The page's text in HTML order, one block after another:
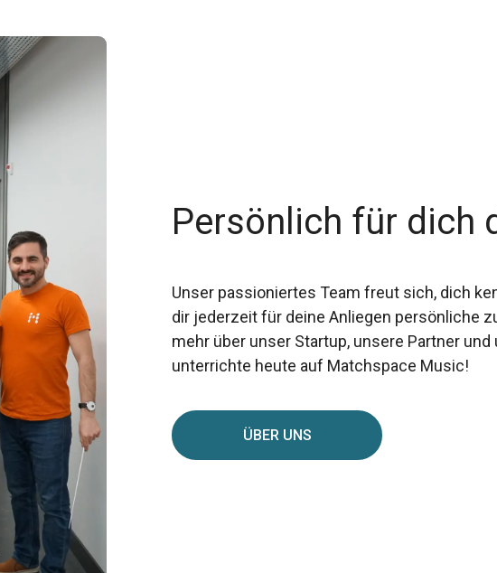
Persönlich für dich
Unser passioniertes Team freut sich, dich
dir jederzeit für deine Anliegen persönliche
mehr über unser Startup, unsere Partner
unterrichte heute auf Matchspace Music!
ÜBER UNS